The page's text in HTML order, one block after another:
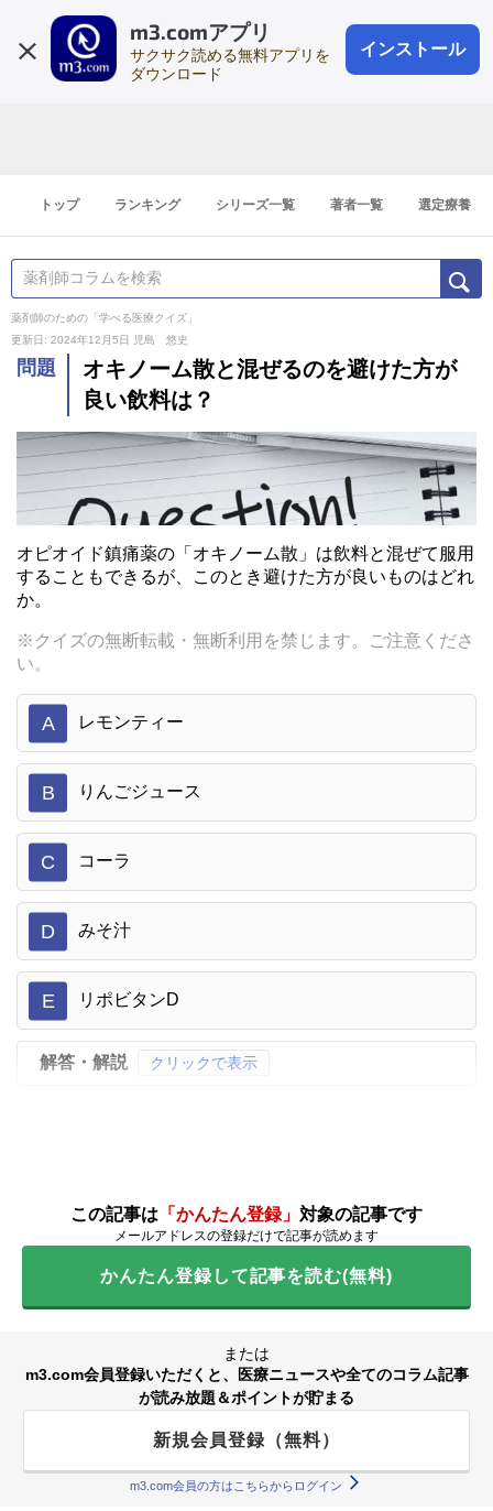
m3.comアプリ
サクサク読める無料アプリを
ダウンロード
インストール
会員登録
登録1分
トップ ランキング シリーズ一覧 著者一覧 選定療養
薬剤師のための「学べる医療クイズ」
更新日: 2024年12月5日
児島 悠史
問題
オキノーム散と混ぜるのを避けた方が
良い飲料は？
オピオイド鎮痛薬の「オキノーム散」は飲料と混ぜて服用
することもできるが、このとき避けた方が良いものはどれ
か。
※クイズの無断転載・無断利用を禁じます。ご注意くださ
い。
A レモンティー
B りんごジュース
C コーラ
D みそ汁
E リポビタンD
解答・解説 クリックで表示
この記事は 「かんたん登録」 対象の記事です
メールアドレスの登録だけで記事が読めます
かんたん登録して記事を読む(無料)
または
m3.com会員登録いただくと、医療ニュースや全てのコラム記事
が読み放題＆ポイントが貯まる
新規会員登録（無料）
m3.com会員の方はこちらからログイン